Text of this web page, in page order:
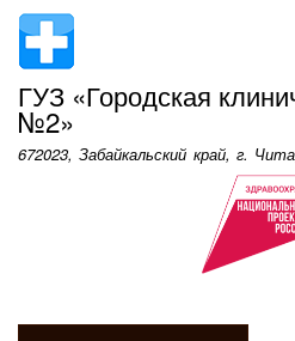
ГУЗ «Городская
№2»
672023, Забайкальский край, г.